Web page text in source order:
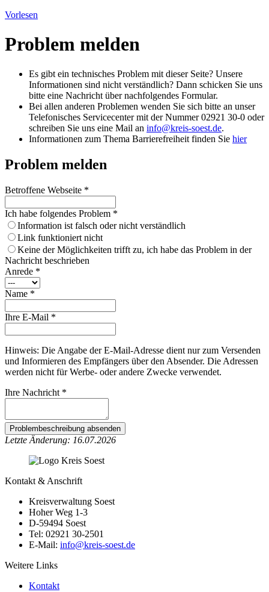
Vorlesen
Problem melden
Es gibt ein technisches Problem mit dieser Seite? Unsere
Informationen sind nicht verständlich? Dann schicken Sie uns
bitte eine Nachricht über nachfolgendes Formular.
Bei allen anderen Problemen wenden Sie sich bitte an unser
Telefonisches Servicecenter mit der Nummer 02921 30-0 oder
schreiben Sie uns eine Mail an info@​kreis-soest.de.
Informationen zum Thema Barrierefreiheit finden Sie hier
Problem melden
Betroffene Webseite *
Ich habe folgendes Problem *
Information ist falsch oder nicht verständlich
Link funktioniert nicht
Keine der Möglichkeiten trifft zu, ich habe das Problem in der
Nachricht beschrieben
Anrede *
Name *
Ihre E-Mail *
Hinweis: Die Angabe der E-Mail-Adresse dient nur zum Versenden
und Informieren des Empfängers über den Absender. Die Adressen
werden nicht für Werbe- oder andere Zwecke verwendet.
Ihre Nachricht *
Problembeschreibung absenden
Letzte Änderung: 16.07.2026
Kontakt & Anschrift
Kreisverwaltung Soest
Hoher Weg 1-3
D-59494 Soest
Tel: 02921 30-2501
E-Mail: info@​kreis-soest.de
Weitere Links
Kontakt